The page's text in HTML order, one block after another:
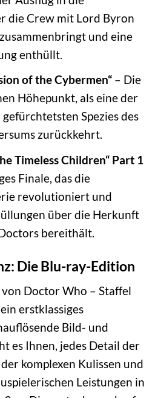
die Crew mit Lord Byron
und eine
enthüllt.
of the Cybermen“– Die
Höhepunkt, als eine der
Spezies des
zurückkehrt.
Timeless Children“ Part 1
Finale, das die
revolutioniert und
über die Herkunft
bereithält.
Die Blu-ray-Edition
Doctor Who – Staffel
erstklassiges
Bild- und
es Ihnen, jedes Detail der
komplexen Kulissen und
Leistungen in